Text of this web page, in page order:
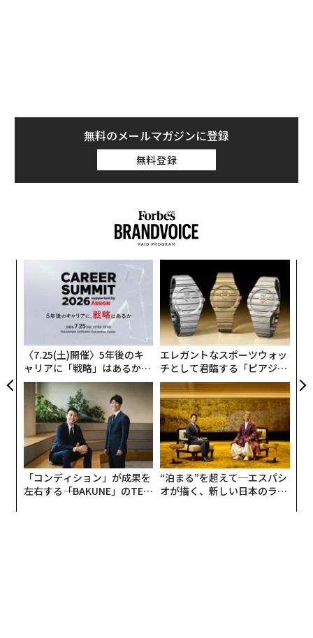
の会員だったことを明らかにした。PS版の開発について
は、今後「検討」するとの説明にとどまっている。
無料のメールマガジンに登録
無料登録
〈7.25(土)開催〉5年後のキ
ャリアに「戦略」はあるか。
トップエグゼクティブのキャ
リアに触れる1日│CAREER S
UMMIT 2026
エレガントなスポーツウォッ
チとして君臨する「ピアジ
ェ」ポロの魅力
「コンディション」が成果を
左右する――「BAKUNE」のTEN
“泊まる”を超えて─エスパシ
オが描く、新しい日本のラグ